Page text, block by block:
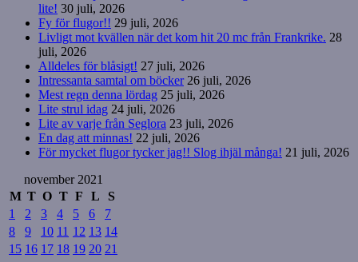
lite! 30 juli, 2026
Fy för flugor!! 29 juli, 2026
Livligt mot kvällen när det kom hit 20 mc från Frankrike. 28
juli, 2026
Alldeles för blåsigt! 27 juli, 2026
Intressanta samtal om böcker 26 juli, 2026
Mest regn denna lördag 25 juli, 2026
Lite strul idag 24 juli, 2026
Lite av varje från Seglora 23 juli, 2026
En dag att minnas! 22 juli, 2026
För mycket flugor tycker jag!! Slog ihjäl många! 21 juli, 2026
november 2021
M T O T F L
S
1
2 3 4 5 6
7
8
9 10 11 12 13 14
15 16 17 18 19 20 21